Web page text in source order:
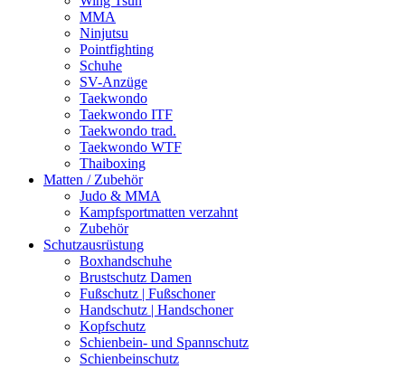
MMA
Ninjutsu
Pointfighting
Schuhe
SV-Anzüge
Taekwondo
Taekwondo ITF
Taekwondo trad.
Taekwondo WTF
Thaiboxing
Matten / Zubehör
Judo & MMA
Kampfsportmatten verzahnt
Zubehör
Schutzausrüstung
Boxhandschuhe
Brustschutz Damen
Fußschutz | Fußschoner
Handschutz | Handschoner
Kopfschutz
Schienbein- und Spannschutz
Schienbeinschutz